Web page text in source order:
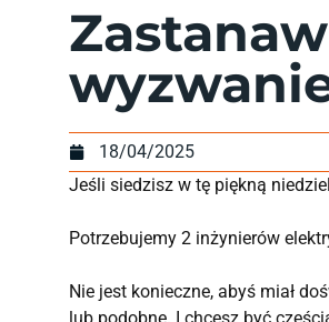
18/04/2025
Jeśli siedzisz w tę piękną
Potrzebujemy 2 inżynierów
Nie jest konieczne, abyś miał